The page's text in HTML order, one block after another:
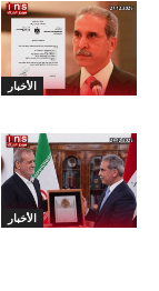
الأخبار
الأخبار